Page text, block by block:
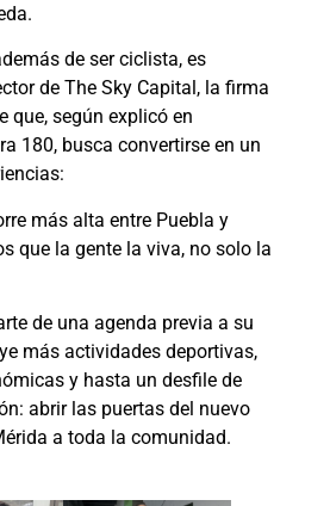
de ser ciclista, es
de The Sky Capital, la firma
que, según explicó en
180, busca convertirse en un
más alta entre Puebla y
que la gente la viva, no solo la
de una agenda previa a su
más actividades deportivas,
y hasta un desfile de
abrir las puertas del nuevo
a toda la comunidad.